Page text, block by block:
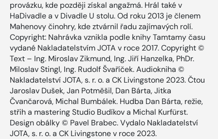
provázku, kde později získal angažmá. Hrál také v
HaDivadle a v Divadle U stolu. Od roku 2013 je členem
Mahenovy činohry, kde ztvárnil řadu zajímavých rolí.
Copyright: Nahrávka vznikla podle knihy Tamtamy času
vydané Nakladatelstvím JOTA v roce 2017. Copyright ©
Text – Ing. Miroslav Zikmund, Ing. Jiří Hanzelka, PhDr.
Miloslav Stingl, Ing. Rudolf Švaříček. Audiokniha ©
Nakladatelství JOTA, s. r. o. a CK Livingstone 2023. Čtou
Jaroslav Dušek, Jan Potměšil, Dan Bárta, Jitka
Čvančarová, Michal Bumbálek. Hudba Dan Bárta, režie,
střih a mastering Studio Budíkov a Michal Kurfürst.
Design obálky © Pavel Brabec. Vydalo Nakladatelství
JOTA, s. r. o. a CK Livingstone v roce 2023.